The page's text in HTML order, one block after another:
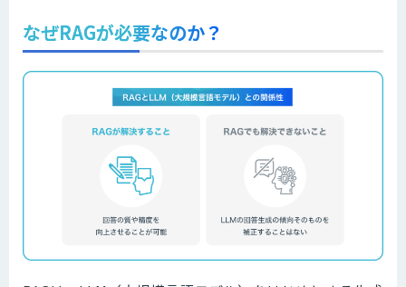
なぜRAGが必要なのか？